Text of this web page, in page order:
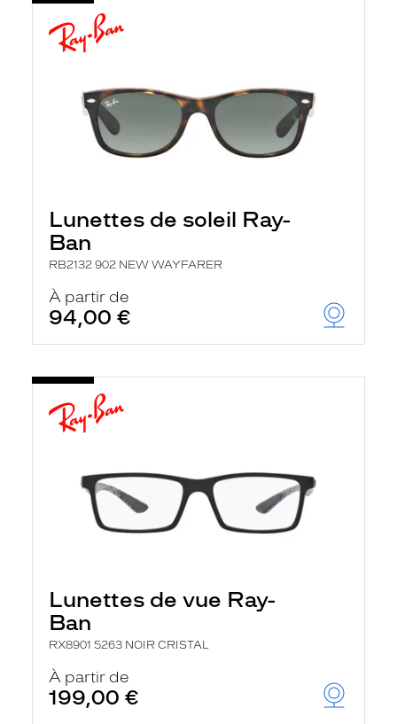
Lunettes de soleil Ray-
Ban
RB2132 902 NEW WAYFARER
À partir de
94,00 €
Lunettes de vue Ray-
Ban
RX8901 5263 NOIR CRISTAL
À partir de
199,00 €